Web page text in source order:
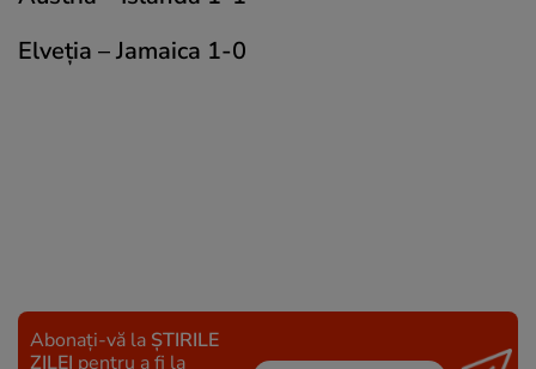
Elveţia – Jamaica 1-0
Abonați-vă la ȘTIRILE
ZILEI pentru a fi la